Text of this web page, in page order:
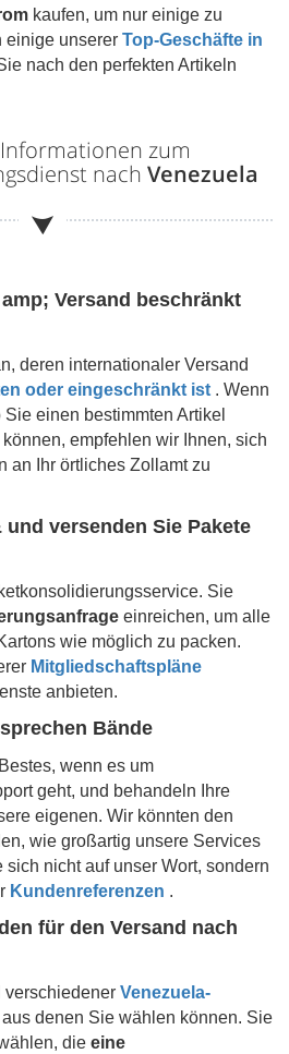
kaufen, um nur einige zu
einige unserer Top-Geschäfte in
nach den perfekten Artikeln
zum
nach Venezuela
Versand beschränkt
deren internationaler Versand
oder eingeschränkt ist . Wenn
einen bestimmten Artikel
empfehlen wir Ihnen, sich
an Ihr örtliches Zollamt zu
versenden Sie Pakete
Sie
einreichen, um alle
wie möglich zu packen.
Mitgliedschaftspläne
anbieten.
Bände
wenn es um
geht, und behandeln Ihre
eigenen. Wir könnten den
wie großartig unsere Services
nicht auf unser Wort, sondern
Kundenreferenzen .
für den Versand nach
Venezuela-
denen Sie wählen können. Sie
die eine